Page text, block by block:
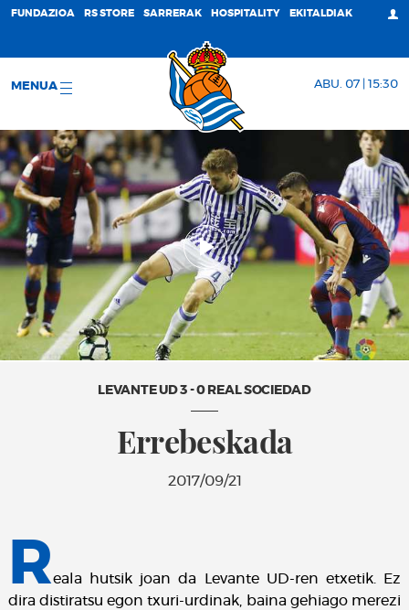
FUNDAZIOA RS STORE SARRERAK HOSPITALITY EKITALDIAK
MENUA ABU. 07 | 15:30
LEVANTE UD 3 - 0 REAL SOCIEDAD
Errebeskada
2017/09/21
Reala hutsik joan da Levante UD-ren etxetik. Ez
dira distiratsu egon txuri-urdinak, baina gehiago merezi